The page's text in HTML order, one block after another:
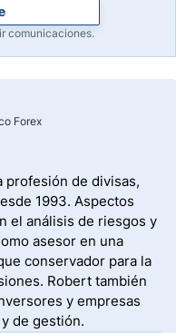
comunicaciones.
Forex
profesión de divisas,
1993. Aspectos
el análisis de riesgos y
asesor en una
conservador para la
Robert también
y empresas
de gestión.